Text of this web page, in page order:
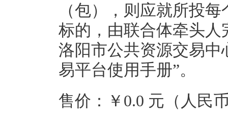
（包），则应就所投
标的，由联合体牵头
洛阳市公共资源交易
易平台使用手册”。
售价：￥0.0 元（人民